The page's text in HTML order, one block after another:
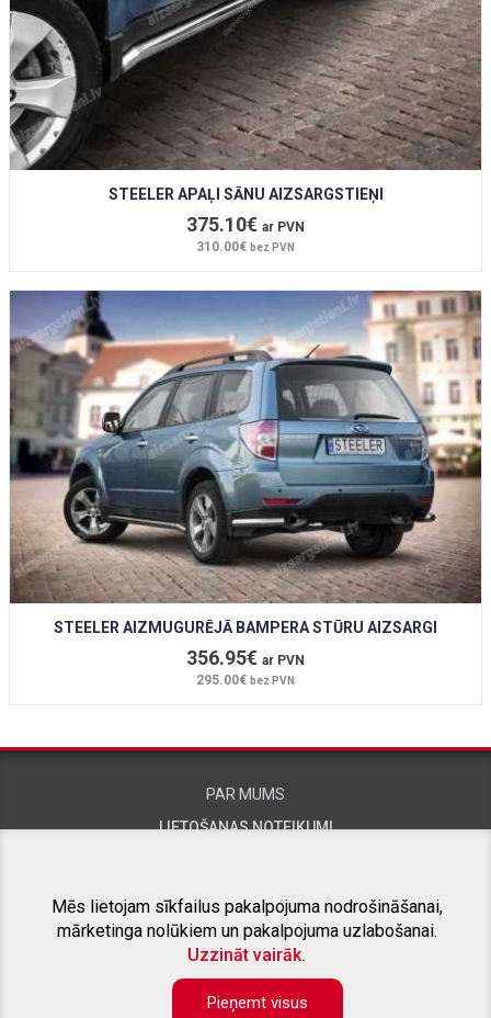
STEELER APAĻI SĀNU AIZSARGSTIEŅI
375.10€ ar PVN
310.00€ bez PVN
STEELER AIZMUGURĒJĀ BAMPERA STŪRU AIZSARGI
356.95€ ar PVN
295.00€ bez PVN
PAR MUMS
LIETOŠANAS NOTEIKUMI
SAISTĪTIE PROJEKTI
Mēs lietojam sīkfailus pakalpojuma nodrošināšanai,
mārketinga nolūkiem un pakalpojuma uzlabošanai.
Uzzināt vairāk.
Pieņemt visus